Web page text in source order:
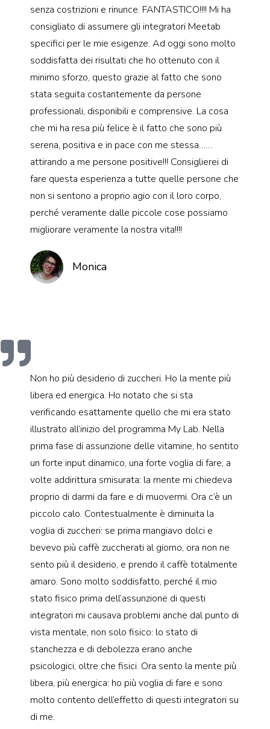
senza costrizioni e rinunce. FANTASTICO!!!! Mi ha
consigliato di assumere gli integratori Meetab
specifici per le mie esigenze. Ad oggi sono molto
soddisfatta dei risultati che ho ottenuto con il
minimo sforzo, questo grazie al fatto che sono
stata seguita costantemente da persone
professionali, disponibili e comprensive. La cosa
che mi ha resa più felice è il fatto che sono più
serena, positiva e in pace con me stessa……
attirando a me persone positive!!! Consiglierei di
fare questa esperienza a tutte quelle persone che
non si sentono a proprio agio con il loro corpo,
perché veramente dalle piccole cose possiamo
migliorare veramente la nostra vita!!!!
Monica
Non ho più desiderio di zuccheri. Ho la mente più
libera ed energica. Ho notato che si sta
verificando esattamente quello che mi era stato
illustrato all’inizio del programma My Lab. Nella
prima fase di assunzione delle vitamine, ho sentito
un forte input dinamico, una forte voglia di fare, a
volte addirittura smisurata: la mente mi chiedeva
proprio di darmi da fare e di muovermi. Ora c’è un
piccolo calo. Contestualmente è diminuita la
voglia di zuccheri: se prima mangiavo dolci e
bevevo più caffè zuccherati al giorno, ora non ne
sento più il desiderio, e prendo il caffè totalmente
amaro. Sono molto soddisfatto, perché il mio
stato fisico prima dell’assunzione di questi
integratori mi causava problemi anche dal punto di
vista mentale, non solo fisico: lo stato di
stanchezza e di debolezza erano anche
psicologici, oltre che fisici. Ora sento la mente più
libera, più energica: ho più voglia di fare e sono
molto contento dell’effetto di questi integratori su
di me.